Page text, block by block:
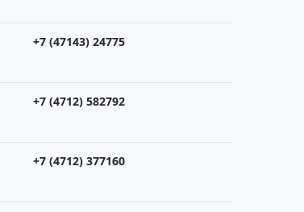
+7 (47143) 24775
+7 (4712) 582792
+7 (4712) 377160